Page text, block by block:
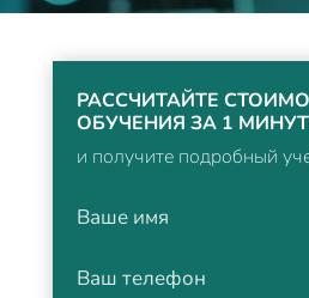
РАССЧИТАЙТЕ
ОБУЧЕНИЯ ЗА 1
и получите подробный
Ваше имя
Ваш телефон